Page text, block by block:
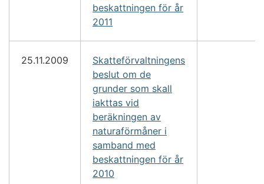
beskattningen för år
2011
25.11.2009
Skatteförvaltningens
beslut om de
grunder som skall
iakttas vid
beräkningen av
naturaförmåner i
samband med
beskattningen för år
2010